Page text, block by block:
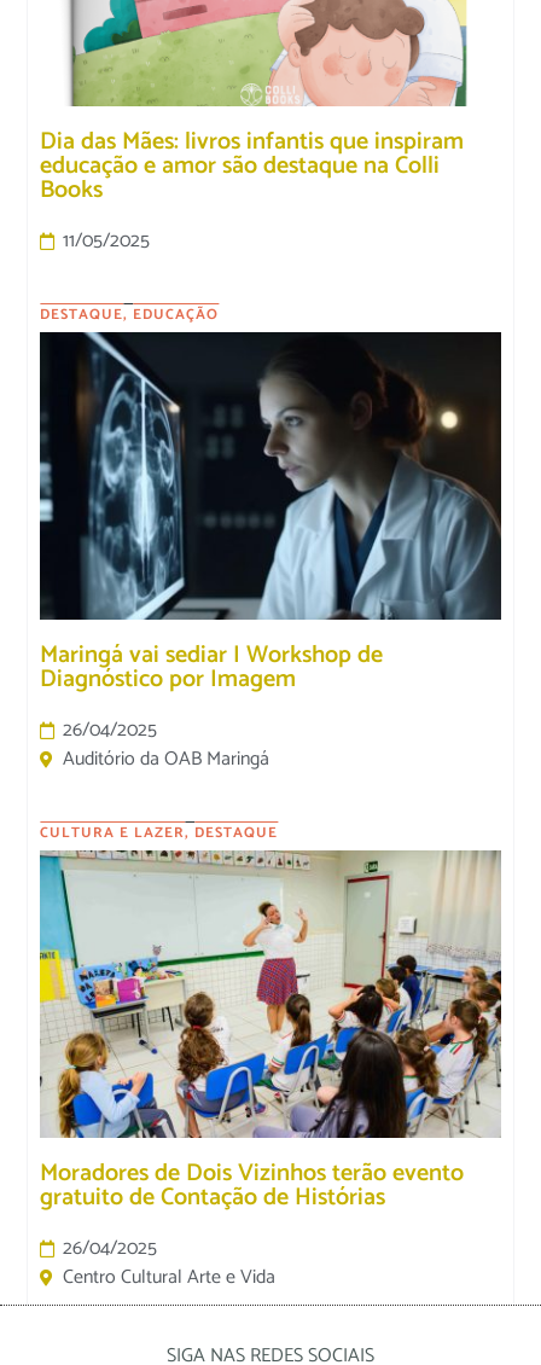
Dia das Mães: livros infantis que inspiram
educação e amor são destaque na Colli
Books
11/05/2025
DESTAQUE, EDUCAÇÃO
Maringá vai sediar I Workshop de
Diagnóstico por Imagem
26/04/2025
Auditório da OAB Maringá
CULTURA E LAZER, DESTAQUE
Moradores de Dois Vizinhos terão evento
gratuito de Contação de Histórias
26/04/2025
Centro Cultural Arte e Vida
SIGA NAS REDES SOCIAIS